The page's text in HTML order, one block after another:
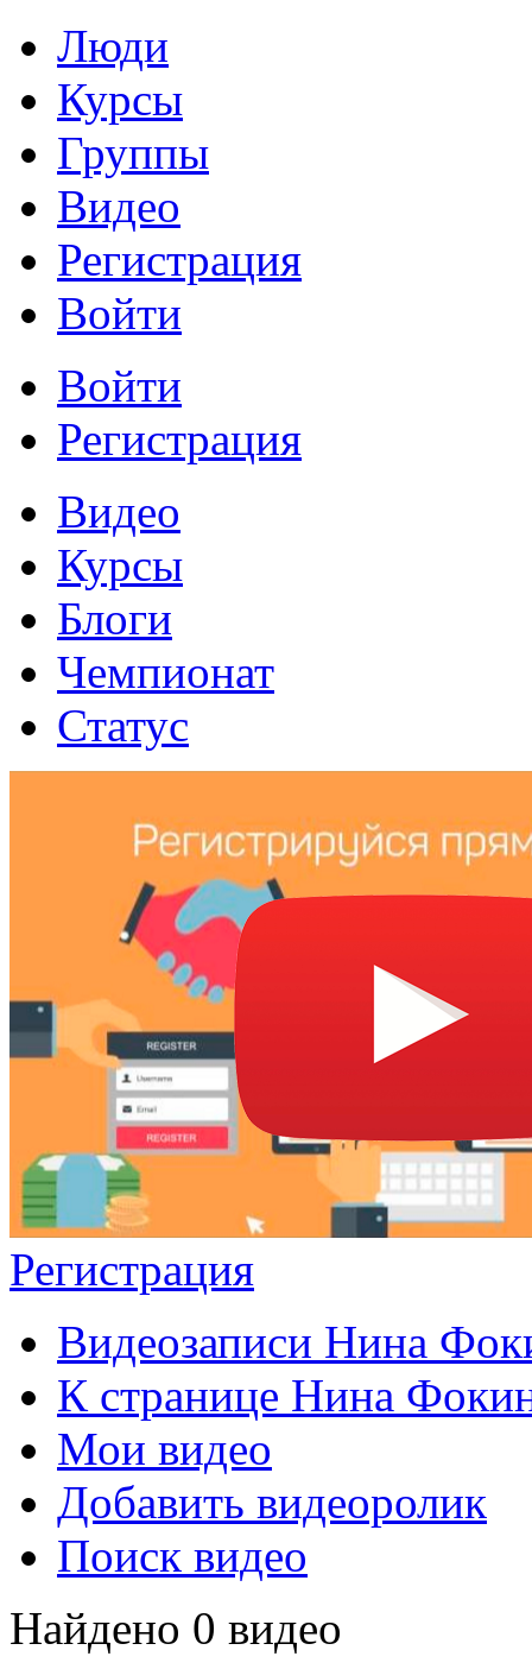
Люди
Курсы
Группы
Видео
Регистрация
Войти
Войти
Регистрация
Видео
Курсы
Блоги
Чемпионат
Статус
Регистрация
Видеозаписи Нина
К странице Нина
Мои видео
Добавить видеоролик
Поиск видео
Найдено 0 видео